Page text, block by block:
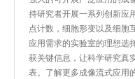
持研究者开展一系列创新应
点计数，细胞形变以及细胞
应用需求的实验室的理想选
获关键信息，让科学研究真
表。了解更多成像流式应用